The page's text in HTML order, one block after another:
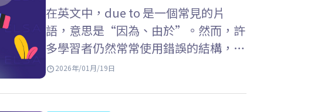
在英文中，due to 是一個常見的片
語，意思是“因為、由於”。然而，許
多學習者仍然常常使用錯誤的結構，或
混淆 because of 與 due to 的用法。
2026年/01月/19日